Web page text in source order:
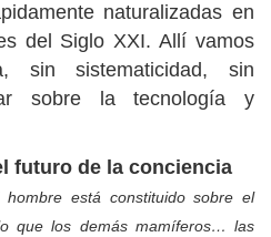
naturalizadas en
del Siglo XXI. Allí vamos
sin sistematicidad, sin
sobre la tecnología y
futuro de la conciencia
está constituido sobre el
que los demás mamíferos… las